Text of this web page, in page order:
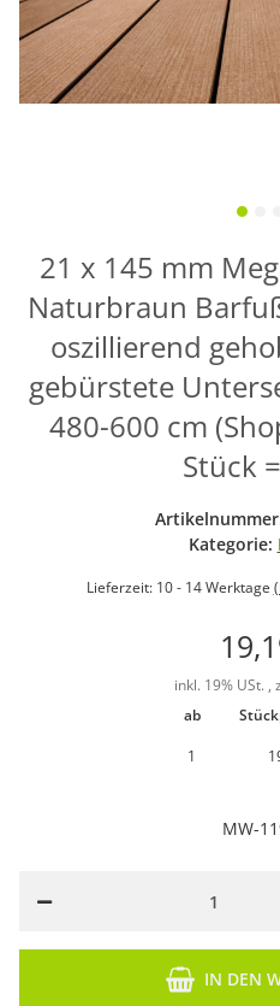
21 x 145 mm
Naturbraun
oszillierend
gebürstete
480-600 cm
Stück
Kategorie:
Lieferzeit: 10 - 14 Werktage
inkl. 19% USt. ,
ab
1
MW-
IN DEN